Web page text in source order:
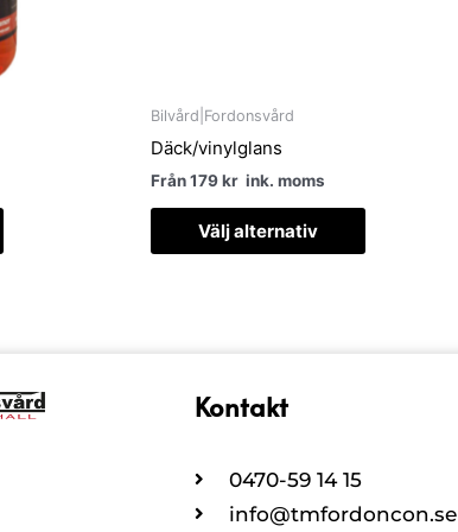
kan
väljas
på
Bilvård|Fordonsvård
Däck/vinylglans
Från179kr ink. moms
Välj alternativ
Kontakt
0470-59 14 15
info@tmfordoncon.se